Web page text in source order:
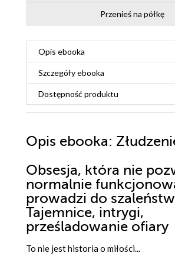
Przenieś na półkę
Opis ebooka
Szczegółyebooka
Dostępność produktu
Opis ebooka:
Obsesja, która nie
normalnie
prowadzi do
Tajemnice, intrygi,
prześladowanie ofiary
To nie jest historia o miłości...